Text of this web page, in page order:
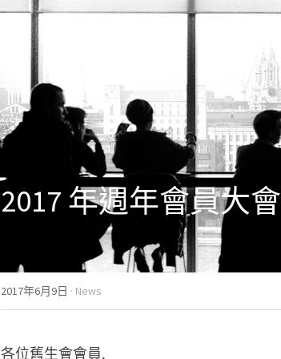
2017 年週年會員大會
2017年6月9日 · News
各位舊生會會員,